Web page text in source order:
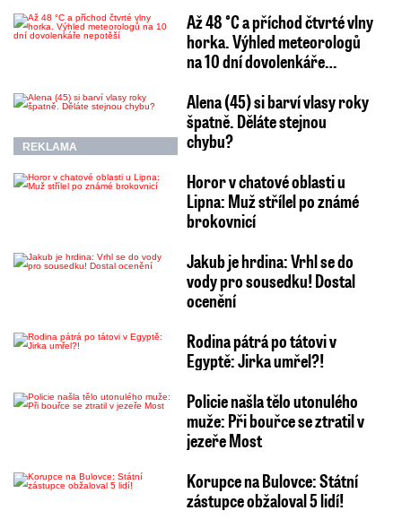
Až 48 °C a příchod čtvrté vlny
horka. Výhled meteorologů
na 10 dní dovolenkáře…
REKLAMA
Alena (45) si barví vlasy roky
špatně. Děláte stejnou
chybu?
Horor v chatové oblasti u
Lipna: Muž střílel po známé
brokovnicí
Jakub je hrdina: Vrhl se do
vody pro sousedku! Dostal
ocenění
Rodina pátrá po tátovi v
Egyptě: Jirka umřel?!
Policie našla tělo utonulého
muže: Při bouřce se ztratil v
jezeře Most
Korupce na Bulovce: Státní
zástupce obžaloval 5 lidí!